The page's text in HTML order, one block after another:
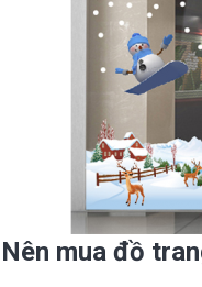
Nên mua đồ